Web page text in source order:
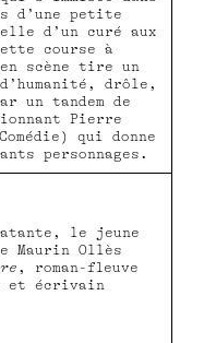
d’une petite
d’un curé aux
course à
scène tire un
drôle,
un tandem de
Pierre
qui donne
personnages.
le jeune
Maurin Ollès
, roman-fleuve
et écrivain